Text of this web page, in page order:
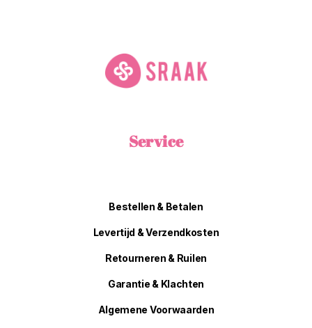
Service
Bestellen & Betalen
Levertijd & Verzendkosten
Retourneren & Ruilen
Garantie & Klachten
Algemene Voorwaarden